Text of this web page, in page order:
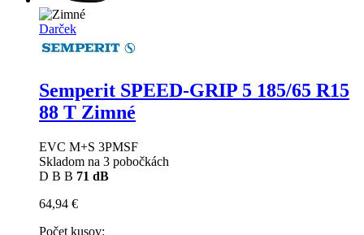
Darček
Semperit SPEED-GRIP 5 185/65 R15
88 T Zimné
EVC M+S 3PMSF
Skladom na 3 pobočkách
D B B 71 dB
64,94 €
Počet kusov: